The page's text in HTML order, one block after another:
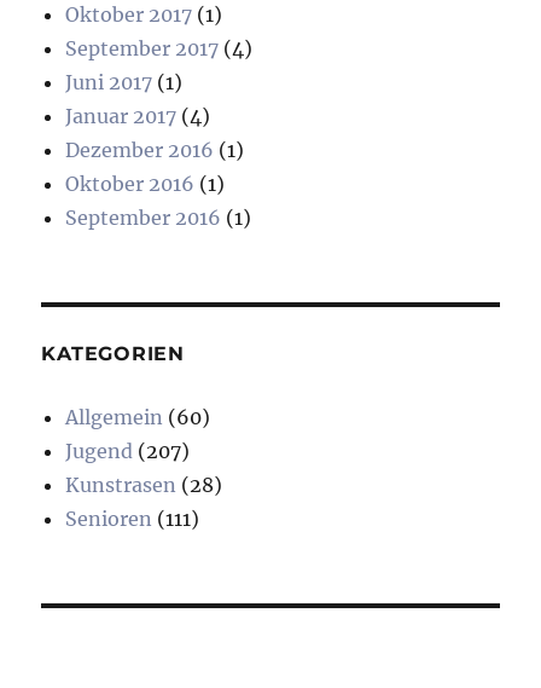
Oktober 2017 (1)
September 2017 (4)
Juni 2017 (1)
Januar 2017 (4)
Dezember 2016 (1)
Oktober 2016 (1)
September 2016 (1)
KATEGORIEN
Allgemein (60)
Jugend (207)
Kunstrasen (28)
Senioren (111)